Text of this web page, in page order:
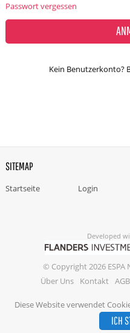
Diese Website verwendet
ICH
Passwort vergessen
Kein Benutzerkonto?
SITEMAP
Startseite Login
Developed
© Copyright 2026 ESPA
Über Uns
Kontakt AGB